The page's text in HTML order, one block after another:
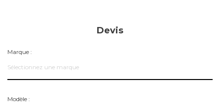
Devis
Marque :
Sélectionnez une marque
Modèle :